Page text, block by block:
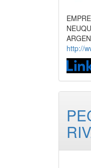
http://